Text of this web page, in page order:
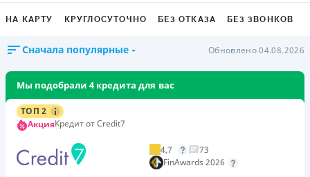
НА КАРТУ КРУГЛОСУТОЧНО БЕЗ ОТКАЗА БЕЗ ЗВОНКОВ
Сначала популярные Обновлено 04.08.2026
Мы подобрали 4 кредита для вас
ТОП 2
АкцияКредит от Credit7
4,7
73
FinAwards 2026